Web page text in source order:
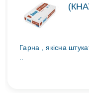
Гарна , якісна
..